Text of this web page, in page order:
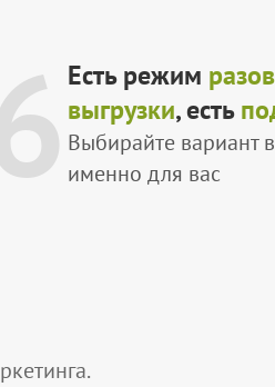
Есть режим
выгрузки, есть
Выбирайте вариант
именно для вас